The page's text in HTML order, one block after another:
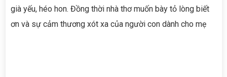
già yếu, héo hon. Đồng thời nhà thơ muốn bày tỏ lòng biết
ơn và sự cảm thương xót xa của người con dành cho mẹ